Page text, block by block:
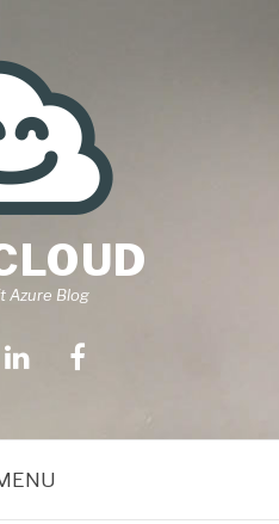
Azure Blog
LinkedinFacebook